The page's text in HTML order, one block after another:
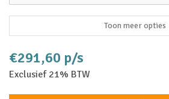
Toon meer opties
€291,60 p/s
Exclusief 21% BTW